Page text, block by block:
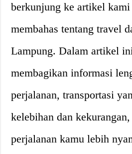
berkunjung ke artikel
membahas tentang travel
Lampung. Dalam artikel
membagikan informasi
perjalanan, transportasi
kelebihan dan
perjalanan kamu lebih